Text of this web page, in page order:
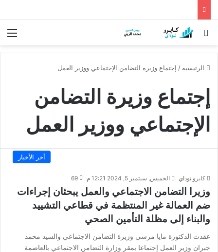
بحث عن
الرئيسية / إجتماع وزيرة التضامن الإجتماعي ووزير العمل
إجتماع وزيرة التضامن
الإجتماعي ووزير العمل
أخر الأخبار
كايرو توداي الخميس, سبتمبر 5, 2024 12:21 م 69
وزيرا التضامن الاجتماعي والعمل يبحثان إجراءات
ضم العمالة غير المنتظمة في قطاعي التشييد
والبناء إلى مظلة التأمين الصحي
عقدت الدكتورة مايا مرسي وزيرة التضامن الاجتماعي والسيد محمد
جبران وزير العمل إجتماعا بمقر وزارة التضامن الاجتماعي بالعاصمة